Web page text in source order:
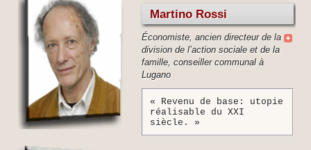
offertes par les
militants des
associations à but
idéal, par les proches
aidants ou par les
femmes (et parfois les
tout ou partie de leur
carrière professionnelle
à l’éducation de leurs
enfants. »
productiviste et pour
faire advenir une forme
d'abondance frugale à
laquelle l'épuisement
des ressources
naturelles nous
contraindra
nécessairement. »
Martino Rossi
Économiste, ancien directeur de la
division de l’action sociale et de la
famille, conseiller communal à
Lugano
« Revenu de base: utopie
réalisable du XXI
siècle. »